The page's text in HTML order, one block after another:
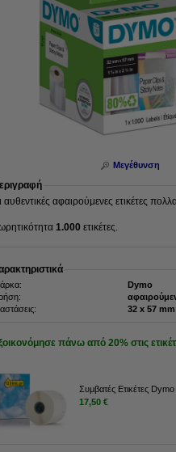
Μεγέθυνση
αυθεντικές αφαιρούμενες ετικέτες
1.000 ετικέτες.
Dymo
32 x 57 mm
πάνω από 20% στις
Συμβατές Ετικέτες
17,50 €